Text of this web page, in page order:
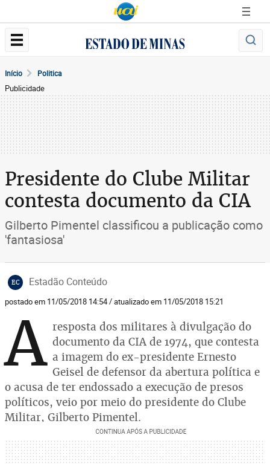
Início Politica
Publicidade
Presidente do Clube Militar
contesta documento da CIA
Gilberto Pimentel classificou a publicação como
'fantasiosa'
EC Estadão Conteúdo
postado em 11/05/2018 14:54 / atualizado em 11/05/2018 15:21
A resposta dos militares à divulgação do
documento da CIA de 1974, que contesta
a imagem do ex-presidente Ernesto
Geisel de defensor da abertura política e
o acusa de ter endossado a execução de presos
políticos, veio por meio do presidente do Clube
Militar, Gilberto Pimentel.